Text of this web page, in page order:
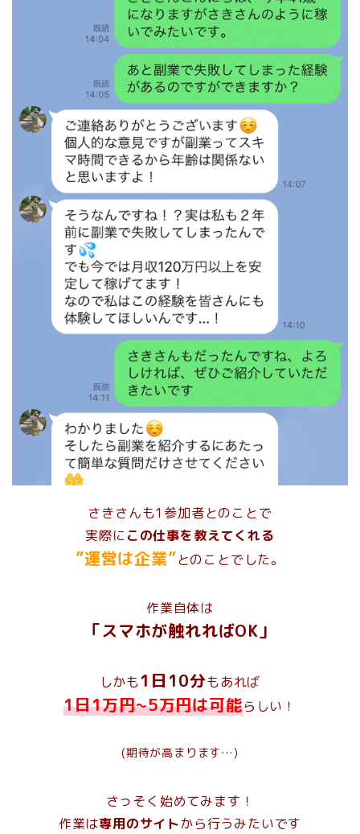
さきさんも1参加者とのことで
実際に この仕事を教えてくれる
”運営は企業”とのことでした。
作業自体は
「スマホが触れればOK」
しかも1日10分もあれば
1日1万円~5万円は可能らしい！
(期待が高まります…)
さっそく始めてみます！
作業は専用のサイトから行うみたいです